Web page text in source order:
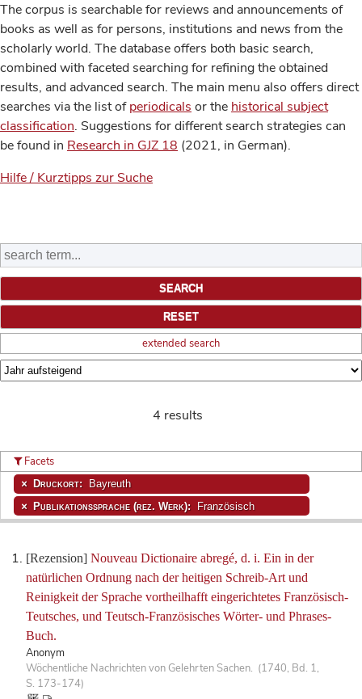
The corpus is searchable for reviews and announcements of
books as well as for persons, institutions and news from the
scholarly world. The database offers both basic search,
combined with faceted searching for refining the obtained
results, and advanced search. The main menu also offers direct
searches via the list ofperiodicals or the historical subject
classification. Suggestions for different search strategies can
be found in Research in GJZ 18 (2021, in German).
Hilfe / Kurztipps zur Suche
extended search
4 results
[Rezension] Nouveau Dictionaire abregé, d. i. Ein in der
natürlichen Ordnung nach der heitigen Schreib-Art und
Reinigkeit der Sprache vortheilhafft eingerichtetes Französisch-
Teutsches, und Teutsch-Französisches Wörter- und Phrases-
Buch.
Anonym
Wöchentliche Nachrichten von Gelehrten Sachen. (1740, Bd. 1,
S. 173-174)
Facets
Druckort: Bayreuth
Publikationssprache (rez. Werk): Französisch